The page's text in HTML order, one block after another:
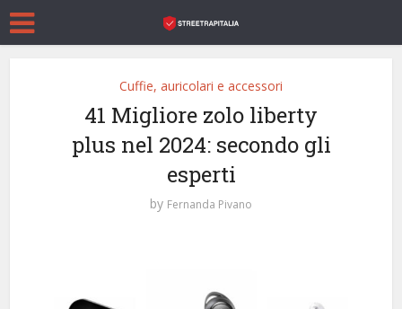
Cuffie, auricolari e accessori
41 Migliore zolo liberty
plus nel 2024: secondo gli
esperti
by Fernanda Pivano